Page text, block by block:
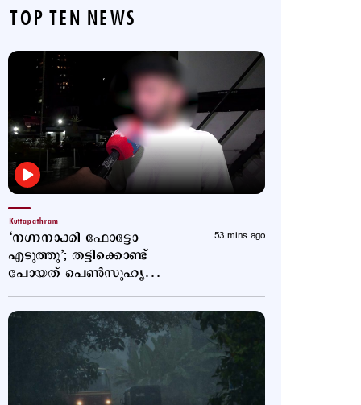
TOP TEN NEWS
Kuttapathram
‘നഗ്നനാക്കി ഫോട്ടോ
എടുത്തു’; തട്ടിക്കൊണ്ട്
പോയത് പെണ്‍സുഹൃത്തും
21കാരന്‍
53 mins ago